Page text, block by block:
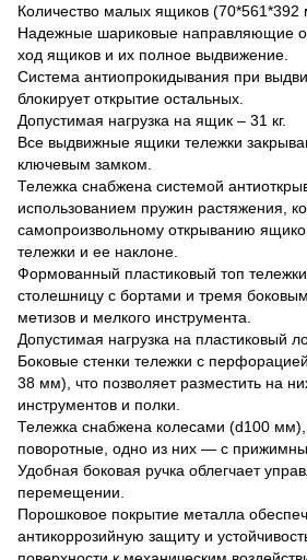
Количество малых ящиков (70*561*392
Надежные шариковые направляющие
ход ящиков и их полное выдвижение.
Система антиопрокидывания при
блокирует открытие остальных.
Допустимая нагрузка на ящик – 31 кг.
Все выдвижные ящики тележки
ключевым замком.
Тележка снабжена системой
использованием пружин растяжения,
самопроизвольному открыванию
тележки и ее наклоне.
Формованный пластиковый топ
столешницу с бортами и тремя
метизов и мелкого инструмента.
Допустимая нагрузка на пластиковый
Боковые стенки тележки с
38 мм), что позволяет разместить на
инструментов и полки.
Тележка снабжена колесами (d100 мм),
поворотные, одно из них — с
Удобная боковая ручка облегчает
перемещении.
Порошковое покрытие металла
антикоррозийную защиту и